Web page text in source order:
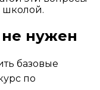
школой.
не нужен
базовые
по